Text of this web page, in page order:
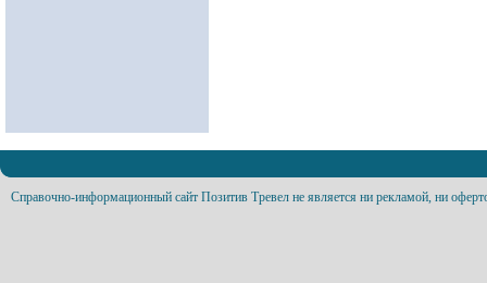
Справочно-информационный сайт Позитив Тревел не является ни рекламой, ни